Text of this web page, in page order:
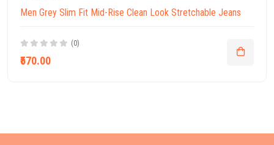
Men Grey Slim Fit Mid-Rise Clean Look Stretchable Jeans
(0)
₹570.00